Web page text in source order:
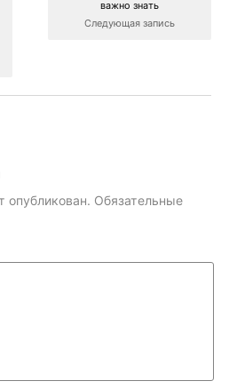
важно знать
Следующая запись
опубликован. Обязательные